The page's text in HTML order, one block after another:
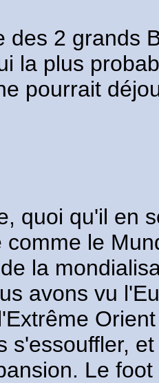
des 2 grands
la plus
pourrait
quoi qu'il en
comme le
la
avons vu
s'essouffler,
Le